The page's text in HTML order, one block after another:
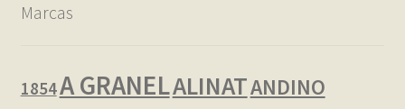
Marcas
1854A GRANELALINATANDINO